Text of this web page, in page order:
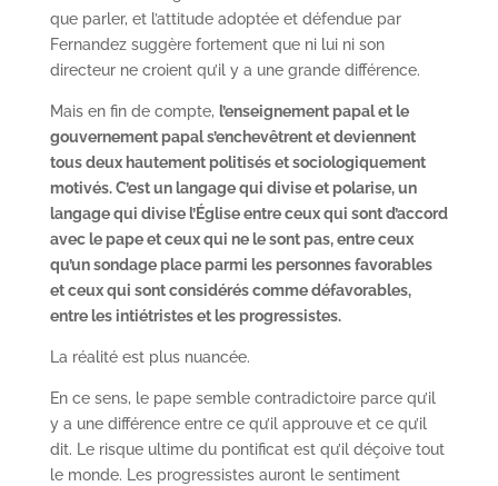
que parler, et l’attitude adoptée et défendue par
Fernandez suggère fortement que ni lui ni son
directeur ne croient qu’il y a une grande différence.
Mais en fin de compte, l’enseignement papal et le
gouvernement papal s’enchevêtrent et deviennent
tous deux hautement politisés et sociologiquement
motivés. C’est un langage qui divise et polarise, un
langage qui divise l’Église entre ceux qui sont d’accord
avec le pape et ceux qui ne le sont pas, entre ceux
qu’un sondage place parmi les personnes favorables
et ceux qui sont considérés comme défavorables,
entre les intiétristes et les progressistes.
La réalité est plus nuancée.
En ce sens, le pape semble contradictoire parce qu’il
y a une différence entre ce qu’il approuve et ce qu’il
dit. Le risque ultime du pontificat est qu’il déçoive tout
le monde. Les progressistes auront le sentiment